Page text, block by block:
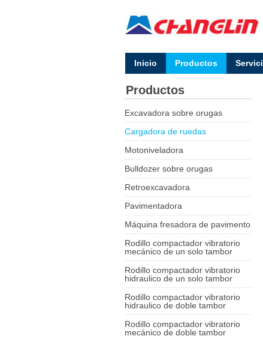
Inicio Productos
Productos
Excavadora sobre orugas
Cargadora de ruedas
Motoniveladora
Bulldozer sobre orugas
Retroexcavadora
Pavimentadora
Máquina fresadora de pavimento
Rodillo compactador vibratorio
mecánico de un solo tambor
Rodillo compactador vibratorio
hidraulico de un solo tambor
Rodillo compactador vibratorio
hidraulico de doble tambor
Rodillo compactador vibratorio
mecánico de doble tambor